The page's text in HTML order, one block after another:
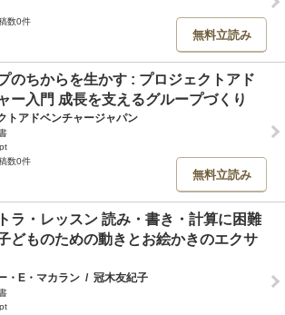
数0件
無料立読み
のちからを生かす : プロジェクトアド
ー入門 成長を支えるグループづくり
トアドベンチャージャパン
数0件
無料立読み
ラ・レッスン 読み・書き・計算に困難
どものための動きとお絵かきのエクサ
・E・マカラン / 冠木友紀子